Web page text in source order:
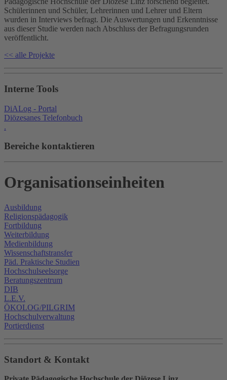
Schülerinnen und Schüler, Lehrerinnen und Lehrer und Eltern
wurden in Interviews befragt. Die Auswertungen und Erkenntnisse
aus dieser Studie werden nach Abschluss der Befragungsrunden
veröffentlicht.
<< alle Projekte
Interne Tools
DiALog - Portal
Diözesanes Telefonbuch
.
Bereiche kontaktieren
Organisationseinheiten
Ausbildung
Religionspädagogik
Fortbildung
Weiterbildung
Medienbildung
Wissenschaftstransfer
Päd. Praktische Studien
Hochschulseelsorge
Beratungszentrum
DIB
L.E.V.
ÖKOLOG/PILGRIM
Hochschulverwaltung
Portierdienst
Standort & Kontakt